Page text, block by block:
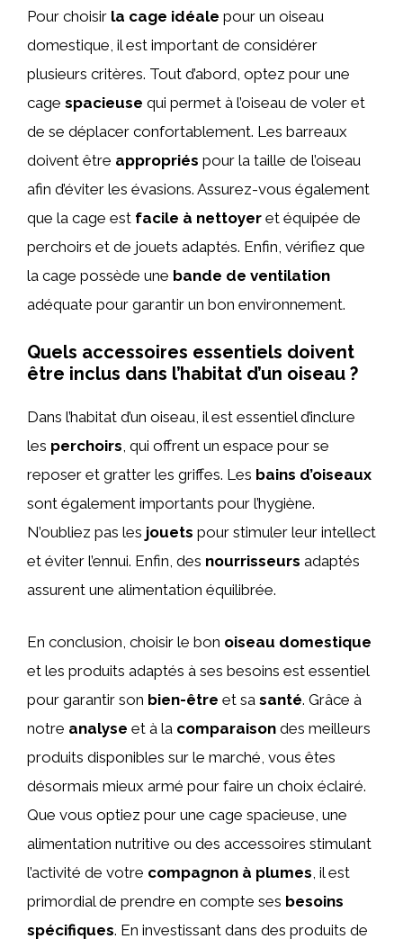
Pour choisir la cage idéale pour un oiseau
domestique, il est important de considérer
plusieurs critères. Tout d’abord, optez pour une
cage spacieuse qui permet à l’oiseau de voler et
de se déplacer confortablement. Les barreaux
doivent être appropriés pour la taille de l’oiseau
afin d’éviter les évasions. Assurez-vous également
que la cage est facile à nettoyer et équipée de
perchoirs et de jouets adaptés. Enfin, vérifiez que
la cage possède une bande de ventilation
adéquate pour garantir un bon environnement.
Quels accessoires essentiels doivent
être inclus dans l’habitat d’un oiseau ?
Dans l’habitat d’un oiseau, il est essentiel d’inclure
les perchoirs, qui offrent un espace pour se
reposer et gratter les griffes. Les bains d’oiseaux
sont également importants pour l’hygiène.
N’oubliez pas les jouets pour stimuler leur intellect
et éviter l’ennui. Enfin, des nourrisseurs adaptés
assurent une alimentation équilibrée.
En conclusion, choisir le bon oiseau domestique
et les produits adaptés à ses besoins est essentiel
pour garantir son bien-être et sa santé. Grâce à
notre analyse et à la comparaison des meilleurs
produits disponibles sur le marché, vous êtes
désormais mieux armé pour faire un choix éclairé.
Que vous optiez pour une cage spacieuse, une
alimentation nutritive ou des accessoires stimulant
l’activité de votre compagnon à plumes , il est
primordial de prendre en compte ses besoins
spécifiques. En investissant dans des produits de